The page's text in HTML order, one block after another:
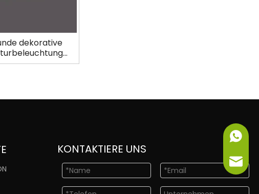
dekorative
1200
+86-
KONTAKTIERE UNS